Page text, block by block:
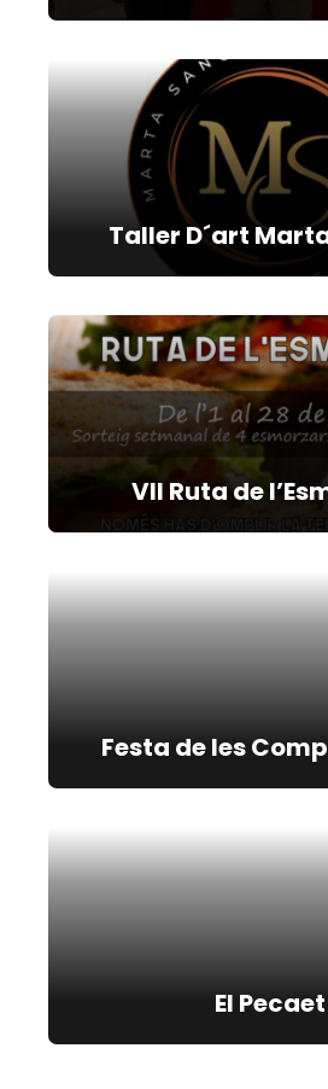
Taller D´art
VII Ruta de
Festa de les
El Pecaet